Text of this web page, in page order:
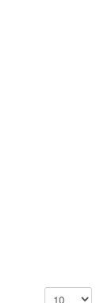
แสดง #